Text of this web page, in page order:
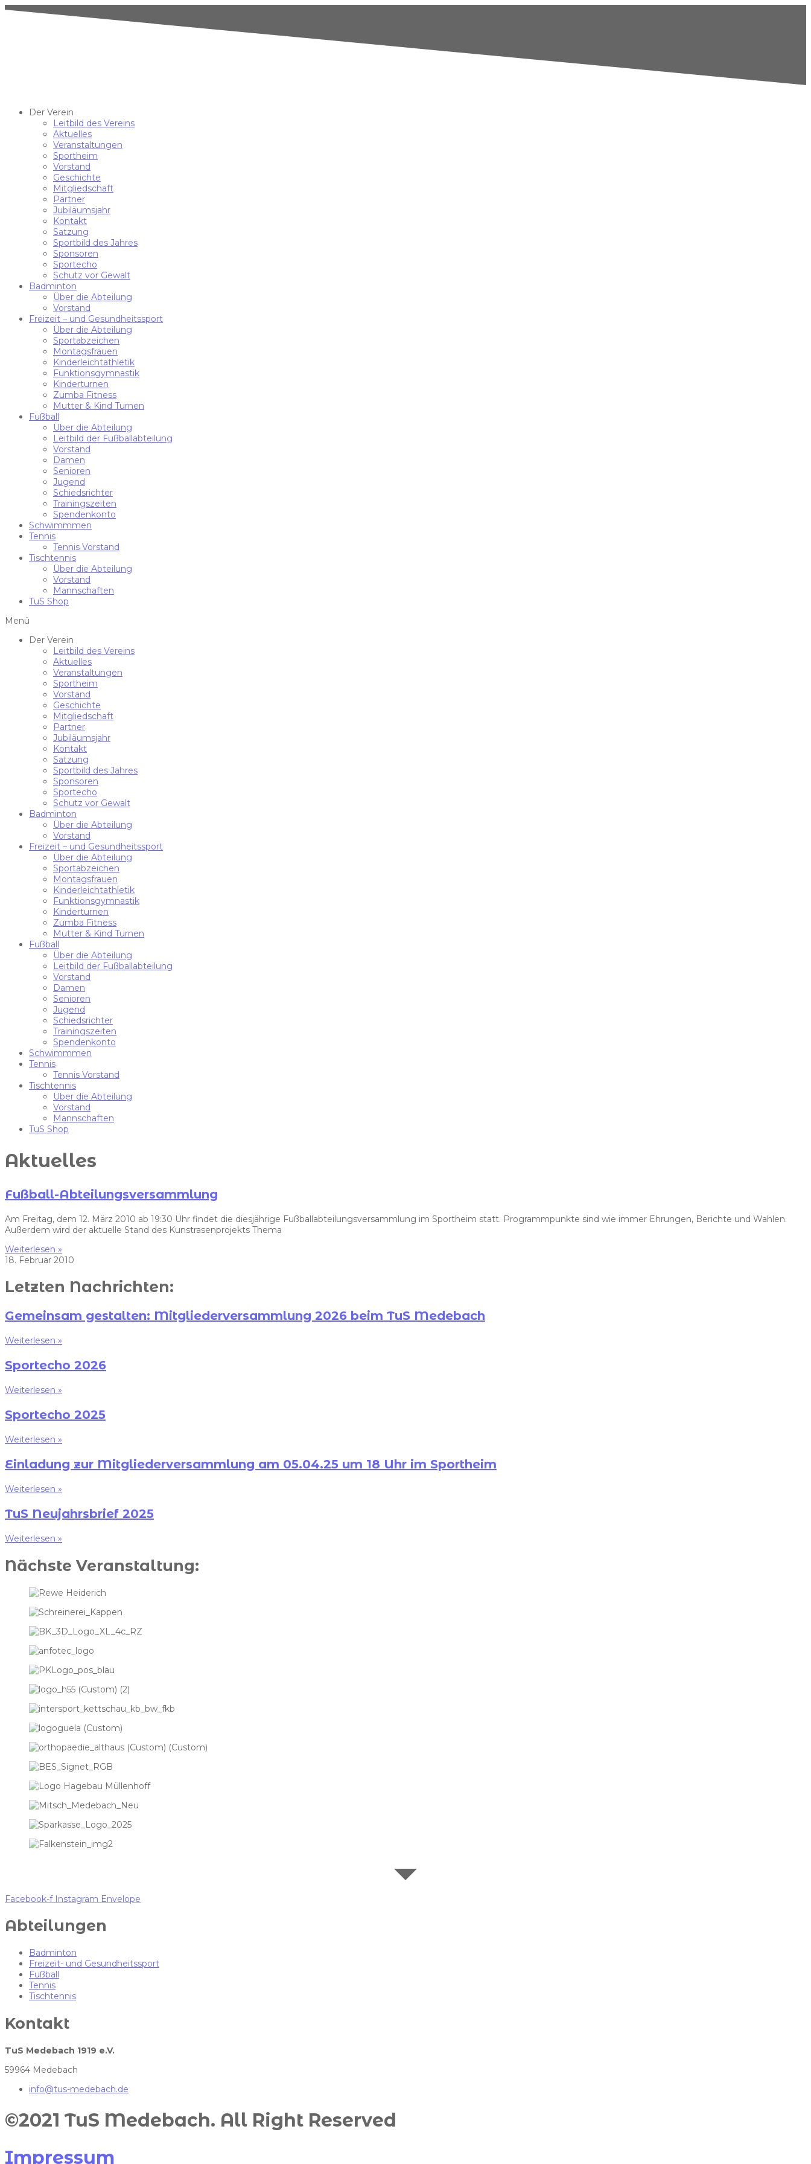
Der Verein
Leitbild des Vereins
Aktuelles
Veranstaltungen
Sportheim
Vorstand
Geschichte
Mitgliedschaft
Partner
Jubiläumsjahr
Kontakt
Satzung
Sportbild des Jahres
Sponsoren
Sportecho
Schutz vor Gewalt
Badminton
Über die Abteilung
Vorstand
Freizeit – und Gesundheitssport
Über die Abteilung
Sportabzeichen
Montagsfrauen
Kinderleichtathletik
Funktionsgymnastik
Kinderturnen
Zumba Fitness
Mutter & Kind Turnen
Fußball
Über die Abteilung
Leitbild der Fußballabteilung
Vorstand
Damen
Senioren
Jugend
Schiedsrichter
Trainingszeiten
Spendenkonto
Schwimmmen
Tennis
Tennis Vorstand
Tischtennis
Über die Abteilung
Vorstand
Mannschaften
TuS Shop
Menü
Der Verein
Leitbild des Vereins
Aktuelles
Veranstaltungen
Sportheim
Vorstand
Geschichte
Mitgliedschaft
Partner
Jubiläumsjahr
Kontakt
Satzung
Sportbild des Jahres
Sponsoren
Sportecho
Schutz vor Gewalt
Badminton
Über die Abteilung
Vorstand
Freizeit – und Gesundheitssport
Über die Abteilung
Sportabzeichen
Montagsfrauen
Kinderleichtathletik
Funktionsgymnastik
Kinderturnen
Zumba Fitness
Mutter & Kind Turnen
Fußball
Über die Abteilung
Leitbild der Fußballabteilung
Vorstand
Damen
Senioren
Jugend
Schiedsrichter
Trainingszeiten
Spendenkonto
Schwimmmen
Tennis
Tennis Vorstand
Tischtennis
Über die Abteilung
Vorstand
Mannschaften
TuS Shop
Aktuelles
Fußball-Abteilungsversammlung
Am Freitag, dem 12. März 2010 ab 19:30 Uhr findet die diesjährige Fußballabteilungsversammlung im Sportheim statt. Programmpunkte sind wie immer Ehrungen, Berichte und Wahlen.
Außerdem wird der aktuelle Stand des Kunstrasenprojekts Thema
Weiterlesen »
18. Februar 2010
Letzten Nachrichten:
Gemeinsam gestalten: Mitgliederversammlung 2026 beim TuS Medebach
Weiterlesen »
Sportecho 2026
Weiterlesen »
Sportecho 2025
Weiterlesen »
Einladung zur Mitgliederversammlung am 05.04.25 um 18 Uhr im Sportheim
Weiterlesen »
TuS Neujahrsbrief 2025
Weiterlesen »
Nächste Veranstaltung:
Facebook-f Instagram Envelope
Abteilungen
Badminton
Freizeit- und Gesundheitssport
Fußball
Tennis
Tischtennis
Kontakt
TuS Medebach 1919 e.V.
59964 Medebach
info@tus-medebach.de
©2021 TuS Medebach. All Right Reserved​
Impressum